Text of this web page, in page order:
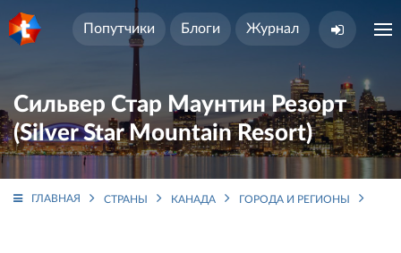
Попутчики Блоги Журнал
Сильвер Стар Маунтин Резорт
(Silver Star Mountain Resort)
ГЛАВНАЯ СТРАНЫ КАНАДА ГОРОДА И РЕГИОНЫ